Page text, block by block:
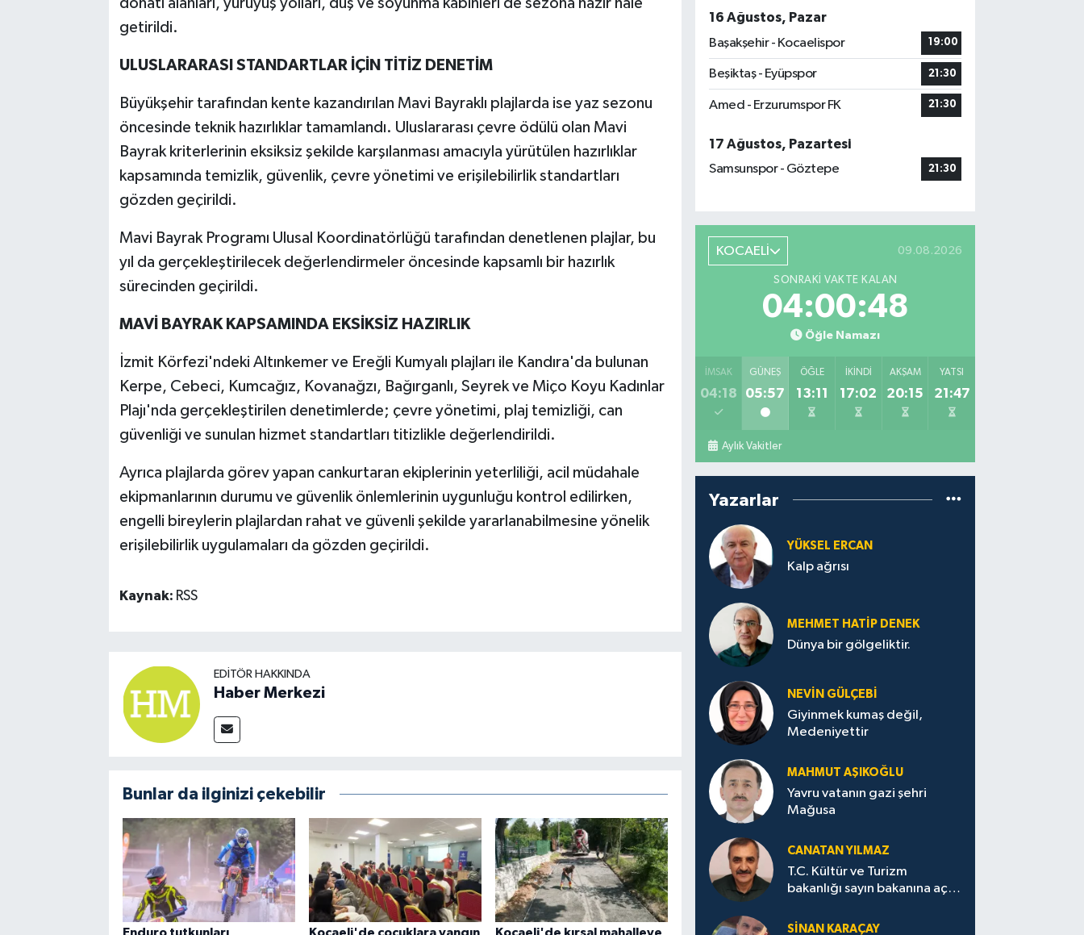
donatı alanları, yürüyüş yolları, duş ve soyunma kabinleri de sezona hazır hale
getirildi.
ULUSLARARASI STANDARTLAR İÇİN TİTİZ DENETİM
Büyükşehir tarafından kente kazandırılan Mavi Bayraklı plajlarda ise yaz sezonu
öncesinde teknik hazırlıklar tamamlandı. Uluslararası çevre ödülü olan Mavi
Bayrak kriterlerinin eksiksiz şekilde karşılanması amacıyla yürütülen hazırlıklar
kapsamında temizlik, güvenlik, çevre yönetimi ve erişilebilirlik standartları
gözden geçirildi.
Mavi Bayrak Programı Ulusal Koordinatörlüğü tarafından denetlenen plajlar, bu
yıl da gerçekleştirilecek değerlendirmeler öncesinde kapsamlı bir hazırlık
sürecinden geçirildi.
MAVİ BAYRAK KAPSAMINDA EKSİKSİZ HAZIRLIK
İzmit Körfezi'ndeki Altınkemer ve Ereğli Kumyalı plajları ile Kandıra'da bulunan
Kerpe, Cebeci, Kumcağız, Kovanağzı, Bağırganlı, Seyrek ve Miço Koyu Kadınlar
Plajı'nda gerçekleştirilen denetimlerde; çevre yönetimi, plaj temizliği, can
güvenliği ve sunulan hizmet standartları titizlikle değerlendirildi.
Ayrıca plajlarda görev yapan cankurtaran ekiplerinin yeterliliği, acil müdahale
ekipmanlarının durumu ve güvenlik önlemlerinin uygunluğu kontrol edilirken,
engelli bireylerin plajlardan rahat ve güvenli şekilde yararlanabilmesine yönelik
erişilebilirlik uygulamaları da gözden geçirildi.
Kaynak: RSS
EDITÖR HAKKINDA
Haber Merkezi
Bunlar da ilginizi çekebilir
16 Ağustos, Pazar
Başakşehir - Kocaelispor
19:00
Beşiktaş - Eyüpspor 21:30
Amed - Erzurumspor FK 21:30
17 Ağustos, Pazartesi
Samsunspor - Göztepe
21:30
KOCAELİ 09.08.2026
SONRAKI VAKTE KALAN
04:00:47
Öğle Namazı
İMSAK
04:18
GÜNEŞ
05:57
ÖĞLE
13:11
İKINDI
17:02
AKŞAM
20:15
YATSI
21:47
Aylık Vakitler
Yazarlar
YÜKSEL ERCAN
Kalp ağrısı
MEHMET HATİP DENEK
Dünya bir gölgeliktir.
NEVİN GÜLÇEBİ
Giyinmek kumaş değil,
Medeniyettir
MAHMUT AŞIKOĞLU
Yavru vatanın gazi şehri
Mağusa
CANATAN YILMAZ
T.C. Kültür ve Turizm
bakanlığı sayın bakanına açık
SİNAN KARAÇAY